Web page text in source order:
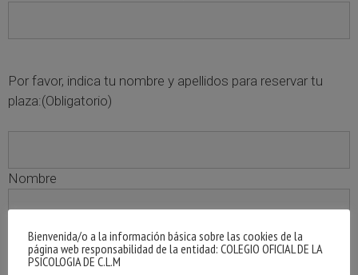
Por favor, indica tu nombre y apellidos para reservar tu
plaza:(Obligatorio)
Nombre
Apellidos
Bienvenida/o a la información básica sobre las cookies de la
página web responsabilidad de la entidad: COLEGIO OFICIAL DE LA
PSICOLOGIA DE C.L.M